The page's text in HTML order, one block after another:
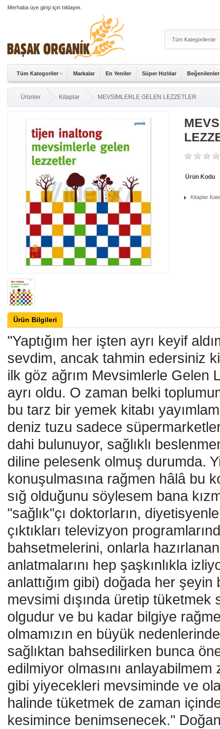
Merhaba üye girişi için tıklayın
Tüm Kategoriler Markalar En Yeniler Süper Hızlılar Beğenilenler
Ürünler Kitaplar MEVSİMLERLE GELEN LEZZETLER
Ürün Kodu
Kitaplar
Ürün Bilgileri
"Yaptığım her işten ayrı keyif
sevdim, ancak tahmin edersiniz
ilk göz ağrım Mevsimlerle Gelen
ayrı oldu. O zaman belki
bu tarz bir yemek kitabı
deniz tuzu sadece
dahi bulunuyor, sağlıklı
diline pelesenk olmuş durumda.
konuşulmasına rağmen hâlâ bu
sığ olduğunu söylesem bana
"sağlık"çı doktorların,
çıktıkları televizyon
bahsetmelerini, onlarla
anlatmalarını hep şaşkınlıkla
anlattığım gibi) doğada her şeyin
mevsimi dışında üretip
olgudur ve bu kadar bilgiye
olmamızın en büyük
sağlıktan bahsedilirken bunca
edilmiyor olmasını
gibi yiyecekleri mevsiminde ve
halinde tüketmek de zaman
kesimince benimsenecek."